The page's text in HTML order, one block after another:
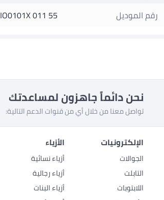
رقم الموديل
IO0101X 011 55
نحن دائماً جاهزون لمساعدتك
تواصل معنا من خلال أي من قنوات الدعم التالية:
الإلكترونيات
الجوالات
التابلت
اللابتوبات
الأزياء
أزياء نسائية
أزياء رجالية
أزياء البنات